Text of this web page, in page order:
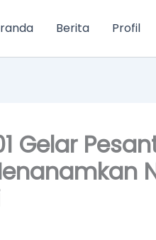
Berita Profil
Gelar